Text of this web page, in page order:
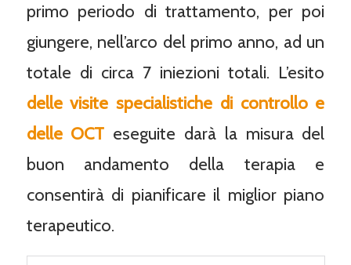
primo periodo di trattamento, per poi
giungere, nell’arco del primo anno, ad un
totale di circa 7 iniezioni totali. L’esito
delle visite specialistiche di controllo e
delle OCT eseguite darà la misura del
buon andamento della terapia e
consentirà di pianificare il miglior piano
terapeutico.